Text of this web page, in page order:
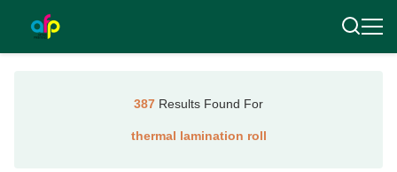
387 Results Found For
thermal lamination roll